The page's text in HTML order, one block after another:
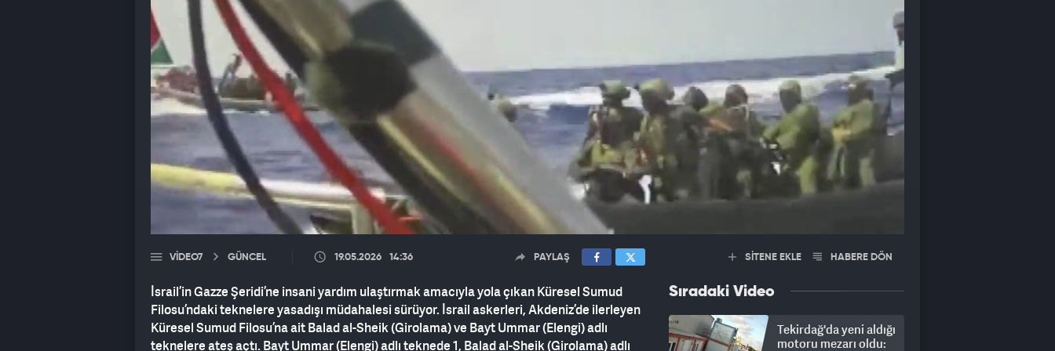
VIDEO7 GÜNCEL 19.05.2026 14:36 PAYLAŞ
İsrail’in Gazze Şeridi’ne insani yardım ulaştırmak amacıyla yola çıkan Küresel Sumud
Filosu’ndaki teknelere yasadışı müdahalesi sürüyor. İsrail askerleri, Akdeniz’de ilerleyen
Küresel Sumud Filosu’na ait Balad al-Sheik (Girolama) ve Bayt Ummar (Elengi) adlı
teknelere ateş açtı. Bayt Ummar (Elengi) adlı teknede 1, Balad al-Sheik (Girolama) adlı
SİTENE EKLE HABERE DÖN
Sıradaki Video
Tekirdağ'da yeni aldığı
motoru mezarı oldu: